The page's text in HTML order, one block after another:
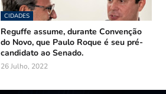
CIDADES
Reguffe assume, durante Convenção
do Novo, que Paulo Roque é seu pré-
candidato ao Senado.
26 Julho, 2022